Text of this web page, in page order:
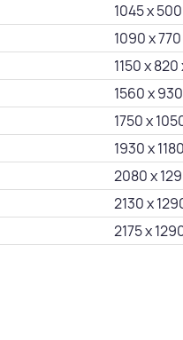
1045 х
1090 х
1150 х 820
1560 х
1750 х
1930 х
2080 х
2130 х
2175 х